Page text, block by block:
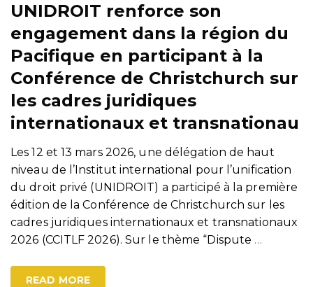
UNIDROIT renforce son
engagement dans la région du
Pacifique en participant à la
Conférence de Christchurch sur
les cadres juridiques
internationaux et transnationau
Les 12 et 13 mars 2026, une délégation de haut
niveau de l’Institut international pour l’unification
du droit privé (UNIDROIT) a participé à la première
édition de la Conférence de Christchurch sur les
cadres juridiques internationaux et transnationaux
2026 (CCITLF 2026). Sur le thème “Dispute …
READ MORE